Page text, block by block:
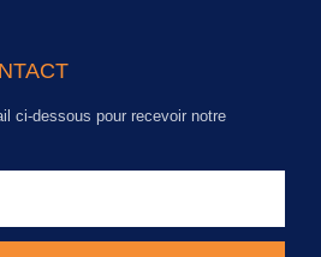
ci-dessous pour recevoir notre